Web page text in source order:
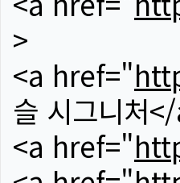
>
<a href="
슬 시그니처
<a href="